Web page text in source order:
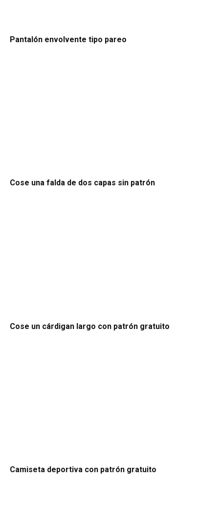
Pantalón envolvente tipo pareo
Cose una falda de dos capas sin patrón
Cose un cárdigan largo con patrón gratuito
Camiseta deportiva con patrón gratuito